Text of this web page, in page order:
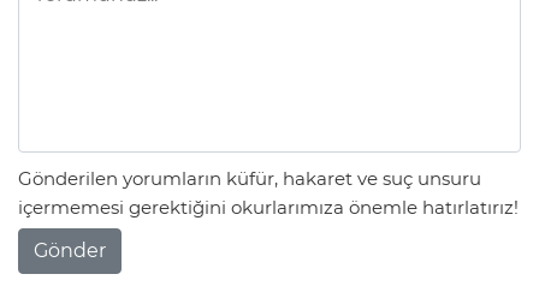
Gönderilen yorumların küfür, hakaret ve suç unsuru
içermemesi gerektiğini okurlarımıza önemle hatırlatırız!
Gönder